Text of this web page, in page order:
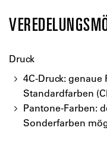
Druck
4C-Druck:
Standardfarben
Pantone-Farben:
Sonderfarben